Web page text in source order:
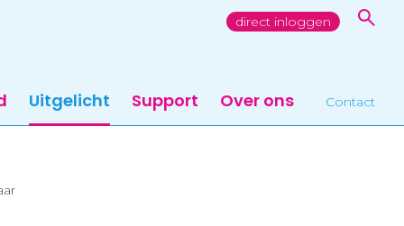
direct inloggen
Uitgelicht Support Over ons Contact